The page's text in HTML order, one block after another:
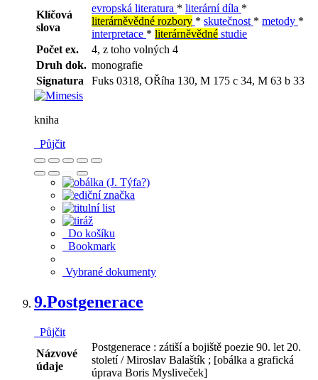
Klíčová
slova
evropská literatura * literární díla *
literárněvědné rozbory * skutečnost * metody *
interpretace * literárněvědné studie
Počet ex.
4, z toho volných 4
Druh dok. monografie
Signatura
Fuks 0318, OŘíha 130, M 175 c 34, M 63 b 33
kniha
Půjčit
Do košíku
Bookmark
Vybrané dokumenty
9.Postgenerace
Půjčit
Názvové
údaje
Postgenerace : zátiší a bojiště poezie 90. let 20.
století / Miroslav Balaštík ; [obálka a grafická
úprava Boris Mysliveček]